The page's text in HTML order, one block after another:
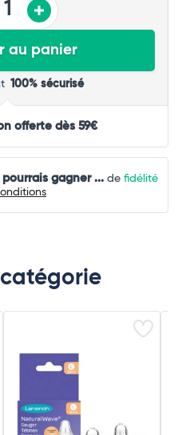
au panier
100% sécurisé
offerte dès 59€
pourrais gagner ...de fidélité